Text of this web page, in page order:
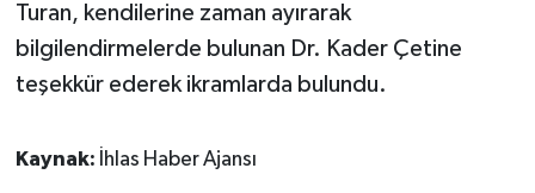
Turan, kendilerine zaman ayırarak
bilgilendirmelerde bulunan Dr. Kader Çetine
teşekkür ederek ikramlarda bulundu.
Kaynak: İhlas Haber Ajansı